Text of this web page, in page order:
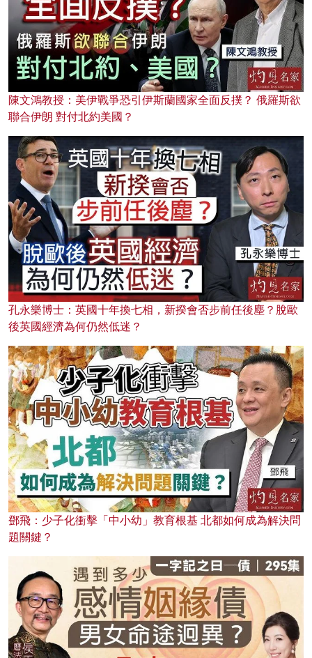
陳文鴻教授：美伊戰爭恐引伊斯蘭國家全面反撲？ 俄羅斯欲
聯合伊朗 對付北約美國？
孔永樂博士：英國十年換七相，新揆會否步前任後塵？脫歐
後英國經濟為何仍然低迷？
鄧飛：少子化衝擊「中小幼」教育根基 北都如何成為解決問
題關鍵？